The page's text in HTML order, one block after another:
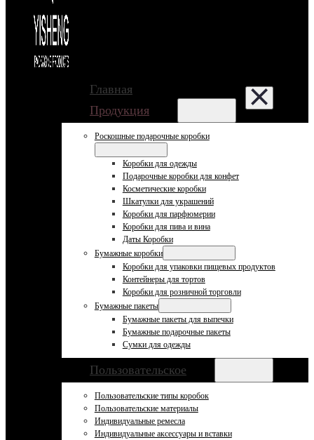
Главная
Продукция
Роскошные подарочные коробки
Коробки для одежды
Подарочные коробки для конфет
Косметические коробки
Шкатулки для украшений
Коробки для парфюмерии
Коробки для пива и вина
Даты Коробки
Бумажные коробки
Коробки для упаковки пищевых продуктов
Контейнеры для тортов
Коробки для розничной торговли
Бумажные пакеты
Бумажные пакеты для выпечки
Бумажные подарочные пакеты
Сумки для одежды
Пользовательское
Пользовательские типы коробок
Пользовательские материалы
Индивидуальные ремесла
Индивидуальные аксессуары и вставки